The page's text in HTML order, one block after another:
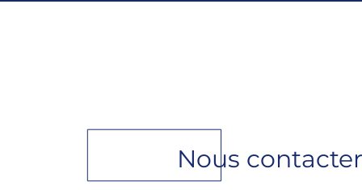
Nous contacter